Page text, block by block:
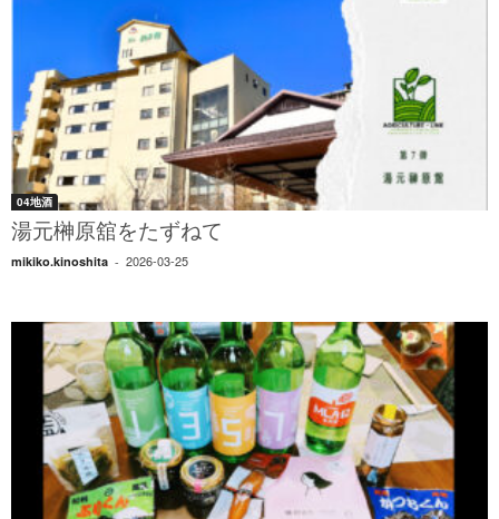
04地酒
湯元榊原舘をたずねて
mikiko.kinoshita - 2026-03-25